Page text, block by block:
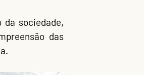
sociedade,
das